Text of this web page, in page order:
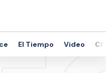
El Tiempo Video